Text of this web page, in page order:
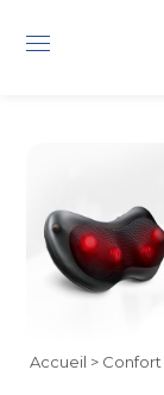
Accueil > Confort